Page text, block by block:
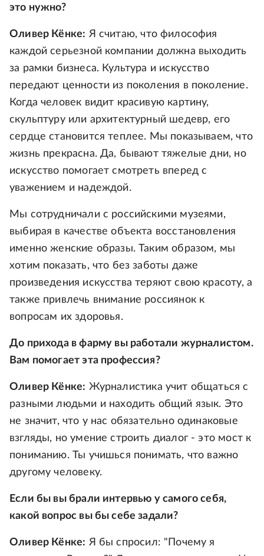
это нужно?
Оливер Кёнке: Я считаю, что философия
каждой серьезной компании должна выходить
за рамки бизнеса. Культура и искусство
передают ценности из поколения в поколение.
Когда человек видит красивую картину,
скульптуру или архитектурный шедевр, его
сердце становится теплее. Мы показываем, что
жизнь прекрасна. Да, бывают тяжелые дни, но
искусство помогает смотреть вперед с
уважением и надеждой.
Мы сотрудничали с российскими музеями,
выбирая в качестве объекта восстановления
именно женские образы. Таким образом, мы
хотим показать, что без заботы даже
произведения искусства теряют свою красоту, а
также привлечь внимание россиянок к
вопросам их здоровья.
До прихода в фарму вы работали журналистом.
Вам помогает эта профессия?
Оливер Кёнке: Журналистика учит общаться с
разными людьми и находить общий язык. Это
не значит, что у нас обязательно одинаковые
взгляды, но умение строить диалог - это мост к
пониманию. Ты учишься понимать, что важно
другому человеку.
Если бы вы брали интервью у самого себя,
какой вопрос вы бы себе задали?
Оливер Кёнке: Я бы спросил: "Почему я